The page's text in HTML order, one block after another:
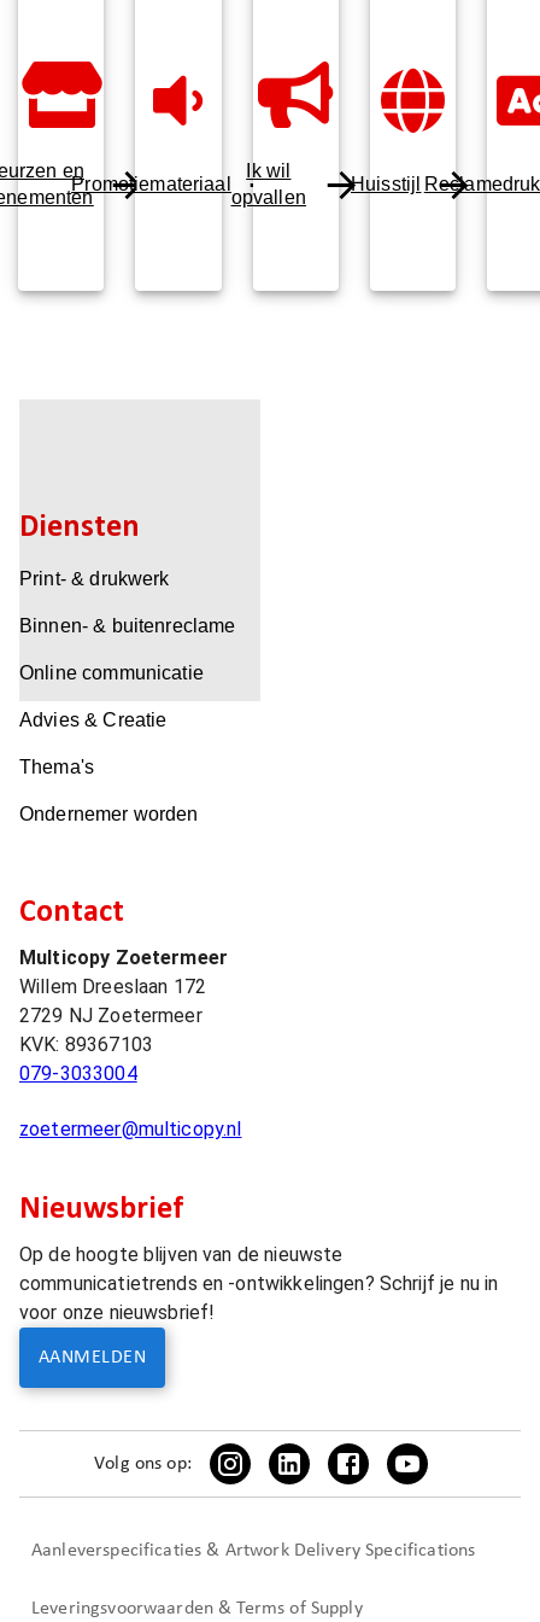
en
Promotiemateriaal
Ik wil
opvallen
Huisstijl
Diensten
Print- & drukwerk
Binnen- & buitenreclame
Online communicatie
Advies & Creatie
Thema's
Ondernemer worden
Contact
Multicopy Zoetermeer
Willem Dreeslaan 172
2729 NJ Zoetermeer
KVK: 89367103
079-3033004
zoetermeer@multicopy.nl
Nieuwsbrief
Op de hoogte blijven van de nieuwste
communicatietrends en -ontwikkelingen? Schrijf je nu in
voor onze nieuwsbrief!
AANMELDEN
Volg ons op:
Aanleverspecificaties & Artwork Delivery Specifications
Leveringsvoorwaarden & Terms of Supply